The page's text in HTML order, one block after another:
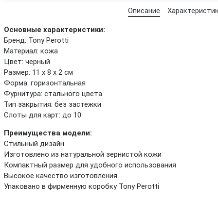
Описание
Основные характеристики:
Бренд: Tony Perotti
Материал: кожа
Цвет: черный
Размер: 11 х 8 х 2 см
Форма: горизонтальная
Фурнитура: стального цвета
Тип закрытия: без застежки
Слоты для карт: до 10
Преимущества модели:
Стильный дизайн
Изготовлено из натуральной зернистой кожи
Компактный размер для удобного использования
Высокое качество изготовления
Упаковано в фирменную коробку Tony Perotti